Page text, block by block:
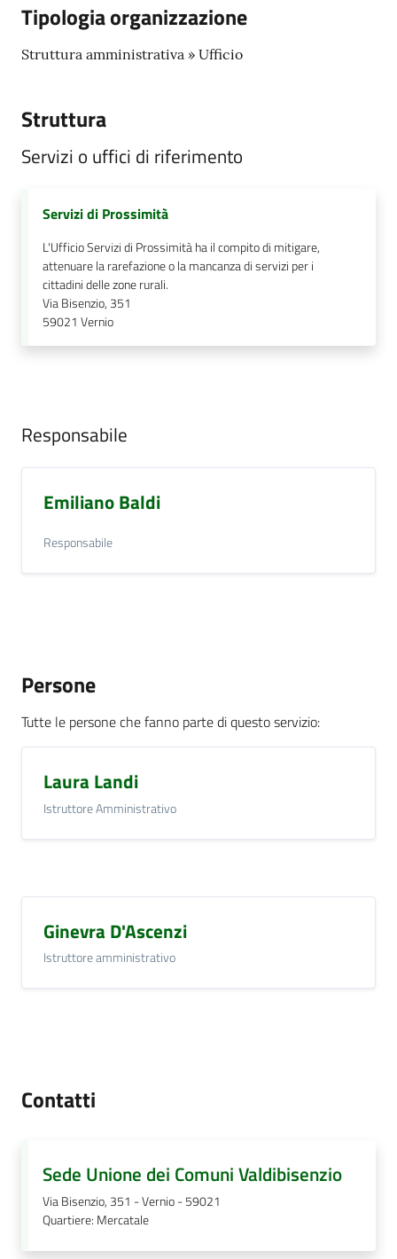
Tipologia organizzazione
Struttura amministrativa » Ufficio
Struttura
Servizi o uffici di riferimento
Servizi di Prossimità
L'Ufficio Servizi di Prossimità ha il compito di mitigare,
attenuare la rarefazione o la mancanza di servizi per i
cittadini delle zone rurali.
Via Bisenzio, 351
59021 Vernio
Responsabile
Emiliano Baldi
Responsabile
Persone
Tutte le persone che fanno parte di questo servizio:
Laura Landi
Istruttore Amministrativo
Ginevra D'Ascenzi
Istruttore amministrativo
Contatti
Sede Unione dei Comuni Valdibisenzio
Via Bisenzio, 351 - Vernio - 59021
Quartiere: Mercatale